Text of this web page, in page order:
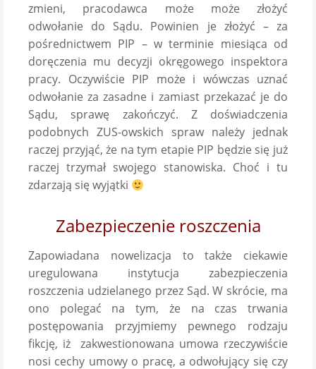
zmieni, pracodawca może może złożyć
odwołanie do Sądu. Powinien je złożyć – za
pośrednictwem PIP – w terminie miesiąca od
doręczenia mu decyzji okręgowego inspektora
pracy. Oczywiście PIP może i wówczas uznać
odwołanie za zasadne i zamiast przekazać je do
Sądu, sprawę zakończyć. Z doświadczenia
podobnych ZUS-owskich spraw należy jednak
raczej przyjąć, że na tym etapie PIP będzie się już
raczej trzymał swojego stanowiska. Choć i tu
zdarzają się wyjątki
Zabezpieczenie roszczenia
Zapowiadana nowelizacja to także ciekawie
uregulowana instytucja zabezpieczenia
roszczenia udzielanego przez Sąd. W skrócie, ma
ono polegać na tym, że na czas trwania
postępowania przyjmiemy pewnego rodzaju
fikcję, iż zakwestionowana umowa rzeczywiście
nosi cechy umowy o pracę, a odwołujący się czy